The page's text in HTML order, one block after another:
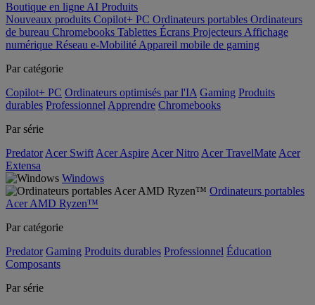
Boutique en ligne AI Produits
Nouveaux produits Copilot+ PC Ordinateurs portables Ordinateurs
de bureau Chromebooks Tablettes Écrans Projecteurs Affichage
numérique Réseau e-Mobilité Appareil mobile de gaming
Par catégorie
Copilot+ PC Ordinateurs optimisés par l'IA Gaming Produits
durables Professionnel Apprendre Chromebooks
Par série
Predator Acer Swift Acer Aspire Acer Nitro Acer TravelMate Acer
Extensa
Windows
Ordinateurs portables
Acer AMD Ryzen™
Par catégorie
Predator Gaming Produits durables Professionnel Éducation
Composants
Par série